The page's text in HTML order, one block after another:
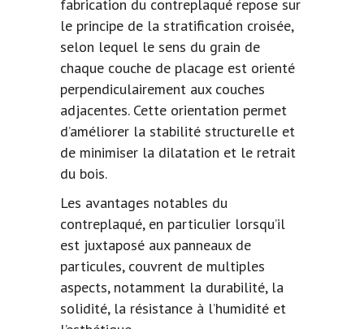
fabrication du contreplaqué repose sur
le principe de la stratification croisée,
selon lequel le sens du grain de
chaque couche de placage est orienté
perpendiculairement aux couches
adjacentes. Cette orientation permet
d’améliorer la stabilité structurelle et
de minimiser la dilatation et le retrait
du bois.
Les avantages notables du
contreplaqué, en particulier lorsqu’il
est juxtaposé aux panneaux de
particules, couvrent de multiples
aspects, notamment la durabilité, la
solidité, la résistance à l’humidité et